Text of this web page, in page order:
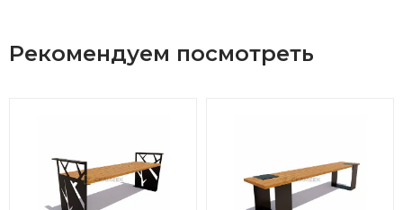
Рекомендуем посмотреть